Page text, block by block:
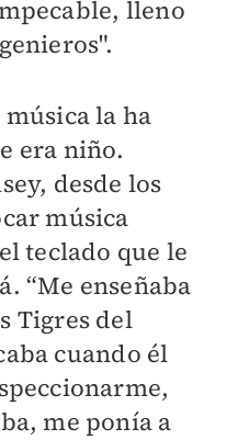
lleno
la ha
era niño.
desde los
música
teclado que le
“Me enseñaba
Tigres del
cuando él
me ponía a